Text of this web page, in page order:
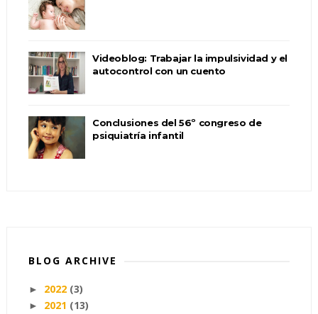
Videoblog: Trabajar la impulsividad y el
autocontrol con un cuento
Conclusiones del 56º congreso de
psiquiatría infantil
BLOG ARCHIVE
► 2022 (3)
► 2021 (13)